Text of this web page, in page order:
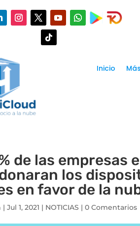
Inicio
de las
los
en favor de la
|Jul 1, 2021 | NOTICIAS |0 Comentarios